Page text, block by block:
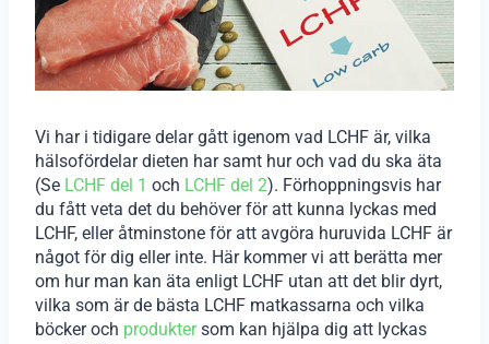
Vi har i tidigare delar gått igenom vad LCHF är, vilka
hälsofördelar dieten har samt hur och vad du ska äta
(Se LCHF del 1 och LCHF del 2). Förhoppningsvis har
du fått veta det du behöver för att kunna lyckas med
LCHF, eller åtminstone för att avgöra huruvida LCHF är
något för dig eller inte. Här kommer vi att berätta mer
om hur man kan äta enligt LCHF utan att det blir dyrt,
vilka som är de bästa LCHF matkassarna och vilka
böcker och produktersom kan hjälpa dig att lyckas